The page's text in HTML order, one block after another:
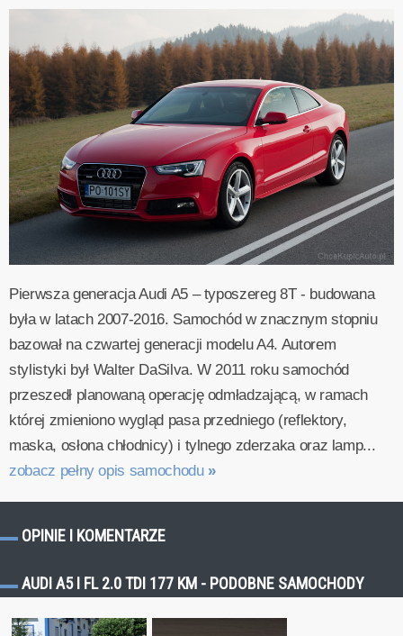
Pierwsza generacja Audi A5 – typoszereg 8T - budowana
była w latach 2007-2016. Samochód w znacznym stopniu
bazował na czwartej generacji modelu A4. Autorem
stylistyki był Walter DaSilva. W 2011 roku samochód
przeszedł planowaną operację odmładzającą, w ramach
której zmieniono wygląd pasa przedniego (reflektory,
maska, osłona chłodnicy) i tylnego zderzaka oraz lamp...
zobacz pełny opis samochodu »
OPINIE I KOMENTARZE
AUDI A5 I FL 2.0 TDI 177 KM - PODOBNE SAMOCHODY